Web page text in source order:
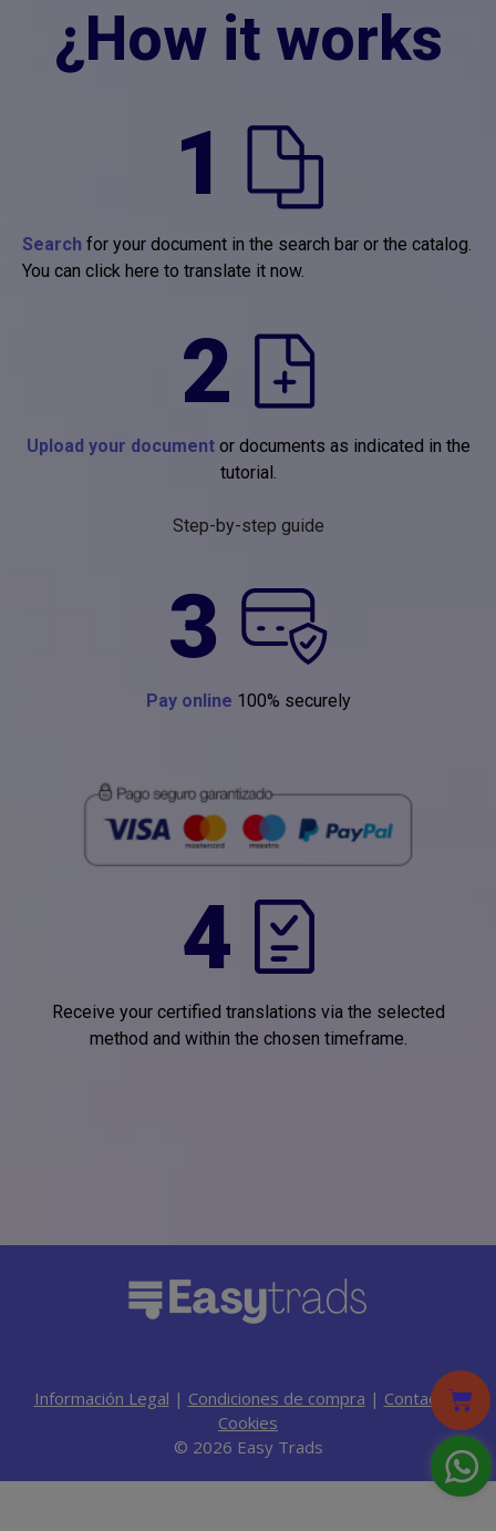
¿How it works
1
Search for your document in the search bar or the catalog.
You can click here to translate it now.
2
Upload your documentor documents as indicated in the
tutorial.
Step-by-step guide
3
Pay online 100% securely
4
Receive your certified translations via the selected
method and within the chosen timeframe.
Información Legal | Condiciones de compra | Contacto|
Cookies
© 2026 Easy Trads